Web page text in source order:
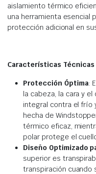
aislamiento térmico
una herramienta esencial
protección adicional en
Características
Protección Óptima:
la cabeza, la cara y
integral contra el frío
hecha de
térmico eficaz,
polar protege el
Diseño Optimizado
superior es
transpiración cuando